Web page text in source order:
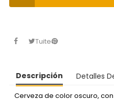
Tuitear
Descripción Detalles
Cerveza de color oscuro,